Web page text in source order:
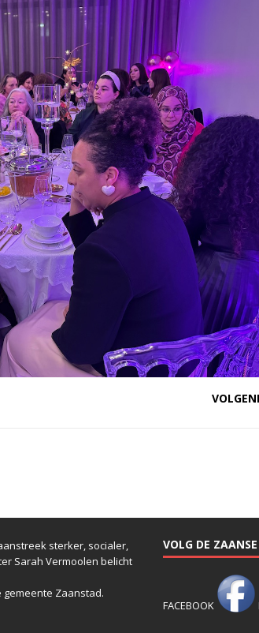
sterker, socialer,
Sarah Vermoolen belicht
Zaanstad.
VOLG DE
FACEBOOK